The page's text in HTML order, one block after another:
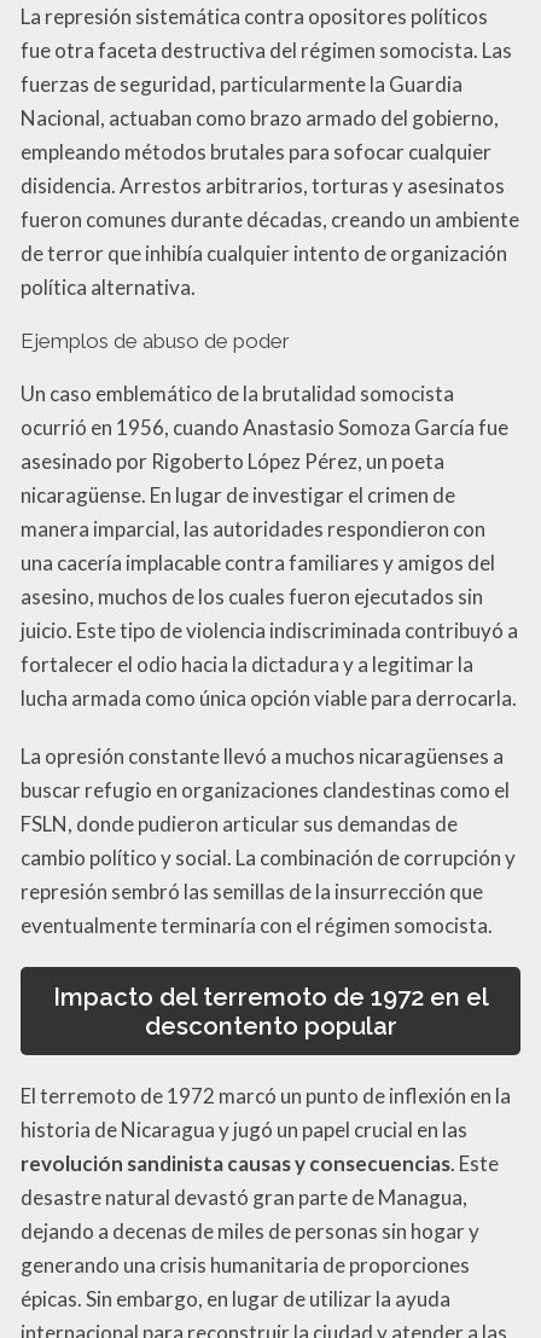
La represión sistemática contra opositores políticos
fue otra faceta destructiva del régimen somocista. Las
fuerzas de seguridad, particularmente la Guardia
Nacional, actuaban como brazo armado del gobierno,
empleando métodos brutales para sofocar cualquier
disidencia. Arrestos arbitrarios, torturas y asesinatos
fueron comunes durante décadas, creando un ambiente
de terror que inhibía cualquier intento de organización
política alternativa.
Ejemplos de abuso de poder
Un caso emblemático de la brutalidad somocista
ocurrió en 1956, cuando Anastasio Somoza García fue
asesinado por Rigoberto López Pérez, un poeta
nicaragüense. En lugar de investigar el crimen de
manera imparcial, las autoridades respondieron con
una cacería implacable contra familiares y amigos del
asesino, muchos de los cuales fueron ejecutados sin
juicio. Este tipo de violencia indiscriminada contribuyó a
fortalecer el odio hacia la dictadura y a legitimar la
lucha armada como única opción viable para derrocarla.
La opresión constante llevó a muchos nicaragüenses a
buscar refugio en organizaciones clandestinas como el
FSLN, donde pudieron articular sus demandas de
cambio político y social. La combinación de corrupción y
represión sembró las semillas de la insurrección que
eventualmente terminaría con el régimen somocista.
Impacto del terremoto de 1972 en el
descontento popular
El terremoto de 1972 marcó un punto de inflexión en la
historia de Nicaragua y jugó un papel crucial en las
revolución sandinista causas y consecuencias. Este
desastre natural devastó gran parte de Managua,
dejando a decenas de miles de personas sin hogar y
generando una crisis humanitaria de proporciones
épicas. Sin embargo, en lugar de utilizar la ayuda
internacional para reconstruir la ciudad y atender a las